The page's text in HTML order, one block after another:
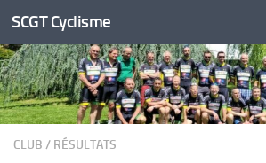
Skip to content
SCGT Cyclisme
CLUB / RÉSULTATS